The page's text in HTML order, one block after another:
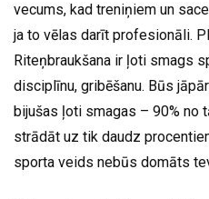
vecums, kad treniņiem un
ja to vēlas darīt profesionāli.
Riteņbraukšana ir ļoti smags
disciplīnu, gribēšanu. Būs
bijušas ļoti smagas – 90% no
strādāt uz tik daudz
sporta veids nebūs domāts